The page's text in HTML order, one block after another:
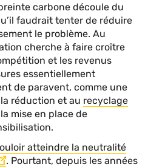
carbone découle du
faudrait tenter de réduire
le problème. Au
cherche à faire croître
et les revenus
essentiellement
de paravent, comme une
réduction et au recyclage
mise en place de
atteindre la neutralité
. Pourtant, depuis les années